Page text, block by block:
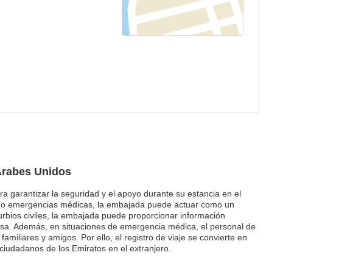
Unidos
garantizar la seguridad y el apoyo durante su estancia en el
emergencias médicas, la embajada puede actuar como un
civiles, la embajada puede proporcionar información
Además, en situaciones de emergencia médica, el personal de
y amigos. Por ello, el registro de viaje se convierte en
de los Emiratos en el extranjero.